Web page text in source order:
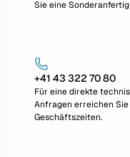
Sie eine
+41 43 322 70 80
Für eine direkte
Anfragen erreichen
Geschäftszeiten.